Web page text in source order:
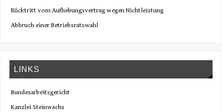
Rücktritt vom Aufhebungsvertrag wegen Nichtleistung
Abbruch einer Betriebsratswahl
LINKS
Bundesarbeitsgericht
Kanzlei Steinwachs